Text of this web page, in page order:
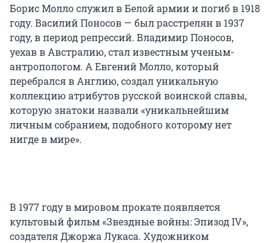
Борис Молло служил в Белой армии и погиб в 1918
году. Василий Поносов — был расстрелян в 1937
году, в период репрессий. Владимир Поносов,
уехав в Австралию, стал известным ученым-
антропологом. А Евгений Молло, который
перебрался в Англию, создал уникальную
коллекцию атрибутов русской воинской славы,
которую знатоки назвали «уникальнейшим
личным собранием, подобного которому нет
нигде в мире».
В 1977 году в мировом прокате появляется
культовый фильм «Звездные войны: Эпизод IV»,
создателя Джоржа Лукаса. Художником